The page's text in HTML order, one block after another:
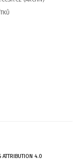
ATTRIBUTION 4.0